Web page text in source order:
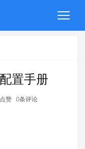
置手册
赞 0条评论